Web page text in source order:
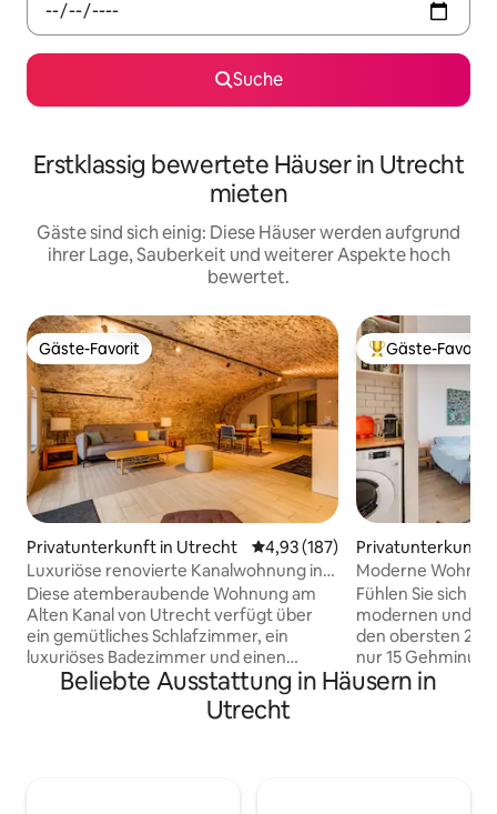
Suche
Erstklassig bewertete Häuser in Utrecht
mieten
Gäste sind sich einig: Diese Häuser werden aufgrund
ihrer Lage, Sauberkeit und weiterer Aspekte hoch
bewertet.
Gäste-Favorit
Gäste-Favorit
Privatunterkunft in Utrecht Durchschnittliche Bewertung:
4,93 (187)
Luxuriöse renovierte Kanalwohnung in
einer Lage
Diese atemberaubende Wohnung am
Alten Kanal von Utrecht verfügt über
ein gemütliches Schlafzimmer, ein
luxuriöses Badezimmer und einen
offenen Wohnbereich mit einer voll
ausgestatteten Küche. Genieße einen
atemberaubenden Blick auf den Kanal in
Beliebter Gäste-
Gäste-Favorit
Privatunterkunft
Moderne
(kostenlose
Fühlen Sie sich
modernen und
den obersten 2
nur 15
Utrechts
Beliebte Ausstattung in Häusern in
Utrecht